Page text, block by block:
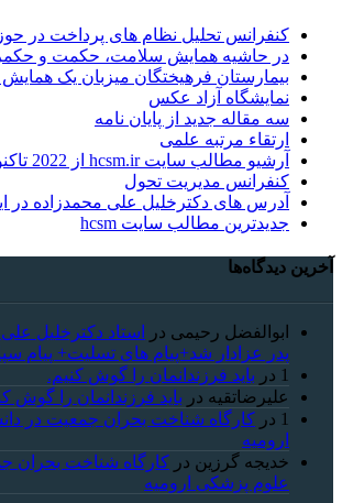
کنفرانس تحلیل نظام های پرداخت در
در حاشیه همایش سلامت، حکمت و
بیمارستان فرهیختگان میزبان یک
نمایشگاه آزاد عکس
سه مقاله جدید از پایان نامه
ارتقاء مرتبه علمی
آرشیو مطالب سایت hcsm.ir از 2022 تاکنون
کنفرانس مدیریت تحول
آدرس های دکترخلیل علی محمدزاده در
جدیدترین مطالب سایت hcsm
آخرین دیدگاه‌ها
ابوالفضل رحیمی در
استاد دکترخلیل
پدر عزادار شد+پیام های تسلیت+ پیام
1 در باید فرزندانمان را گوش کنیم.
علیرضاتقیه در باید فرزندانمان را گوش
1 در کارگاه شناخت بحران جمعیت در
ارومیه
خديجه گرزین در کارگاه شناخت بحران
علوم پزشکی ارومیه